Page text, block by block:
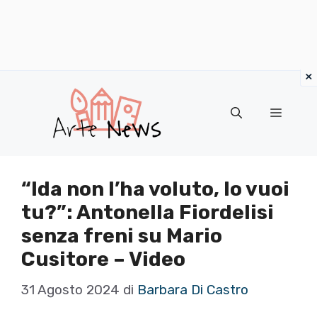
contenuto
Menu
“Ida non l’ha voluto, lo vuoi
tu?”: Antonella Fiordelisi
senza freni su Mario
Cusitore – Video
31 Agosto 2024 di Barbara Di Castro
×